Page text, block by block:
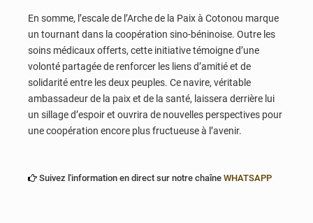
En somme, l’escale de l’Arche de la Paix à Cotonou marque
un tournant dans la coopération sino-béninoise. Outre les
soins médicaux offerts, cette initiative témoigne d’une
volonté partagée de renforcer les liens d’amitié et de
solidarité entre les deux peuples. Ce navire, véritable
ambassadeur de la paix et de la santé, laissera derrière lui
un sillage d’espoir et ouvrira de nouvelles perspectives pour
une coopération encore plus fructueuse à l’avenir.
Suivez l'information en direct sur notre chaîne WHATSAPP